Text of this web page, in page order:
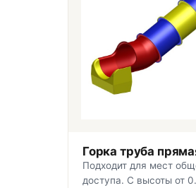
Горка труба
Подходит для мест
доступа. С высоты от